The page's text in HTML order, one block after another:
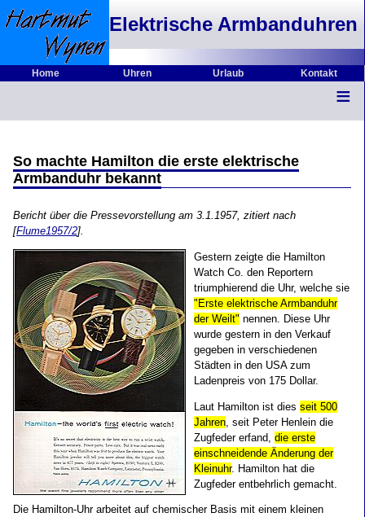
Elektrische Armbanduhren
Home Uhren Urlaub Kontakt
≡
So machte Hamilton die erste elektrische
Armbanduhr bekannt
Bericht über die Pressevorstellung am 3.1.1957, zitiert nach
[Flume1957/2].
Gestern zeigte die Hamilton
Watch Co. den Reportern
triumphierend die Uhr, welche sie
"Erste elektrische Armbanduhr
der Weilt" nennen. Diese Uhr
wurde gestern in den Verkauf
gegeben in verschiedenen
Städten in den USA zum
Ladenpreis von 175 Dollar.
Laut Hamilton ist dies seit 500
Jahren , seit Peter Henlein die
Zugfeder erfand, die erste
einschneidende Änderung der
Kleinuhr. Hamilton hat die
Zugfeder entbehrlich gemacht.
Die Hamilton-Uhr arbeitet auf chemischer Basis mit einem kleinen